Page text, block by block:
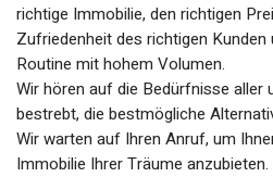
richtige Immobilie, den richtigen
Zufriedenheit des richtigen
Routine mit hohem Volumen.
Wir hören auf die Bedürfnisse aller
bestrebt, die bestmögliche
Wir warten auf Ihren Anruf, um
Immobilie Ihrer Träume anzubieten.